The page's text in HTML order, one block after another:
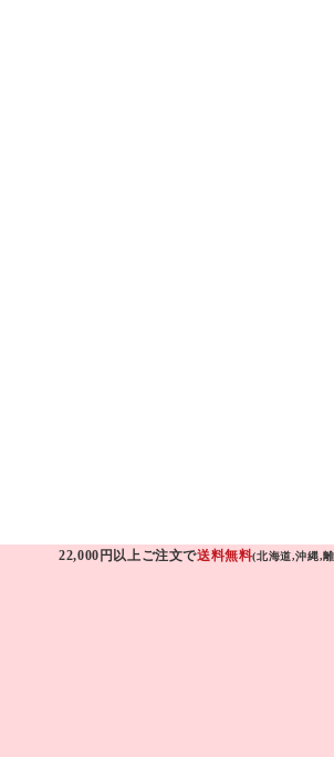
22,000円以上ご注文で送料無料(北海道,沖縄,